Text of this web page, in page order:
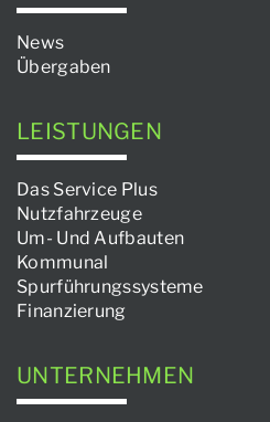
News
Übergaben
LEISTUNGEN
Das Service Plus
Nutzfahrzeuge
Um- Und Aufbauten
Kommunal
Spurführungssysteme
Finanzierung
UNTERNEHMEN